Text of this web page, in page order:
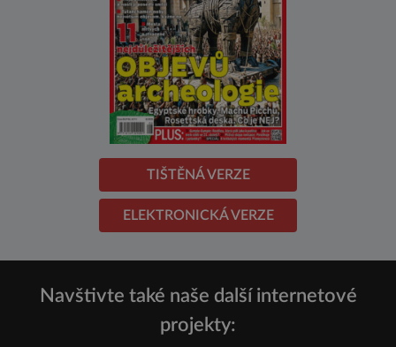
TIŠTĚNÁ VERZE
ELEKTRONICKÁ VERZE
Navštivte také naše další internetové
projekty: